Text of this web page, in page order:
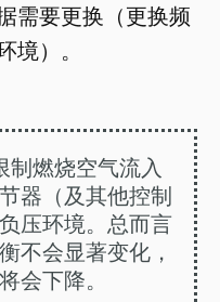
需要更换（更换频
境）。
制燃烧空气流入
器（及其他控制
压环境。总而言
不会显著变化，
会下降。